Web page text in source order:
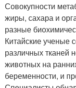
Совокупности
жиры, сахара и
разные
Китайские ученые
различных тканей
животных на
беременности, и